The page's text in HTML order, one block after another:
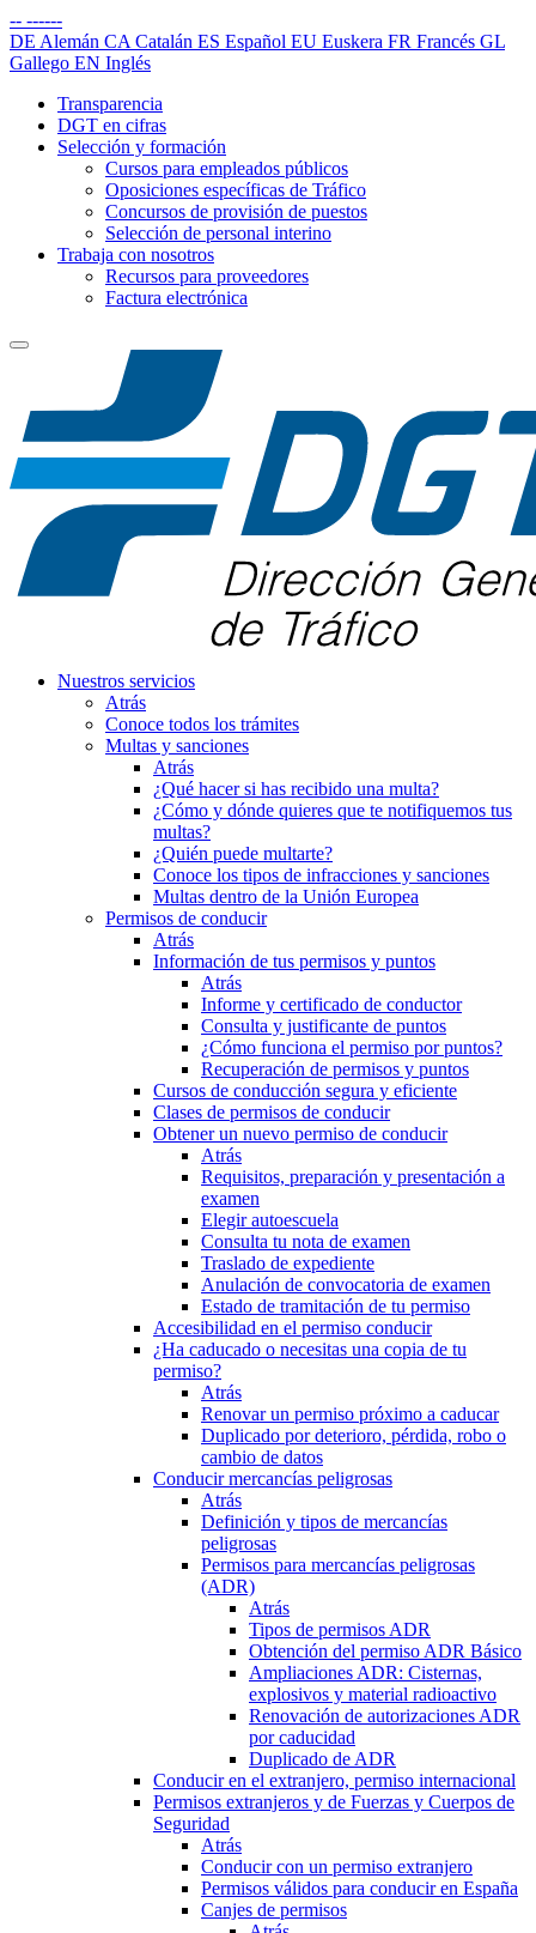
-- ------
DE Alemán CA Catalán ES Español EU Euskera FR Francés GL
Gallego EN Inglés
Transparencia
DGT en cifras
Selección y formación
Cursos para empleados públicos
Oposiciones específicas de Tráfico
Concursos de provisión de puestos
Selección de personal interino
Trabaja con nosotros
Recursos para proveedores
Factura electrónica
Nuestros servicios
Atrás
Conoce todos los trámites
Multas y sanciones
Atrás
¿Qué hacer si has recibido una multa?
¿Cómo y dónde quieres que te notifiquemos tus
multas?
¿Quién puede multarte?
Conoce los tipos de infracciones y sanciones
Multas dentro de la Unión Europea
Permisos de conducir
Atrás
Información de tus permisos y puntos
Atrás
Informe y certificado de conductor
Consulta y justificante de puntos
¿Cómo funciona el permiso por puntos?
Recuperación de permisos y puntos
Cursos de conducción segura y eficiente
Clases de permisos de conducir
Obtener un nuevo permiso de conducir
Atrás
Requisitos, preparación y presentación a
examen
Elegir autoescuela
Consulta tu nota de examen
Traslado de expediente
Anulación de convocatoria de examen
Estado de tramitación de tu permiso
Accesibilidad en el permiso conducir
¿Ha caducado o necesitas una copia de tu
permiso?
Atrás
Renovar un permiso próximo a caducar
Duplicado por deterioro, pérdida, robo o
cambio de datos
Conducir mercancías peligrosas
Atrás
Definición y tipos de mercancías
peligrosas
Permisos para mercancías peligrosas
(ADR)
Atrás
Tipos de permisos ADR
Obtención del permiso ADR Básico
Ampliaciones ADR: Cisternas,
explosivos y material radioactivo
Renovación de autorizaciones ADR
por caducidad
Duplicado de ADR
Conducir en el extranjero, permiso internacional
Permisos extranjeros y de Fuerzas y Cuerpos de
Seguridad
Atrás
Conducir con un permiso extranjero
Permisos válidos para conducir en España
Canjes de permisos